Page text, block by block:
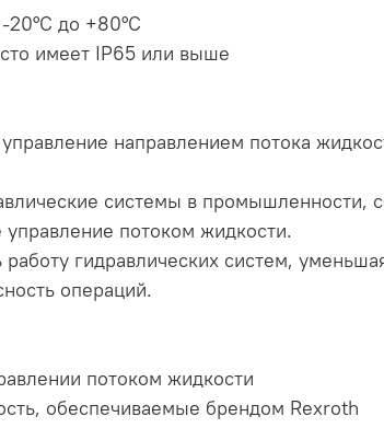
до +80°C
имеет IP65 или выше
направлением потока
системы в промышленности,
управление потоком жидкости.
гидравлических систем,
операций.
потоком жидкости
обеспечиваемые брендом Rexroth